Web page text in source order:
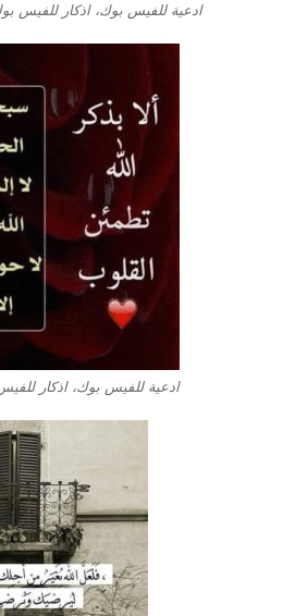
ادعية للفيس بوك، اذكار للفيس
ادعية للفيس بوك، اذكار